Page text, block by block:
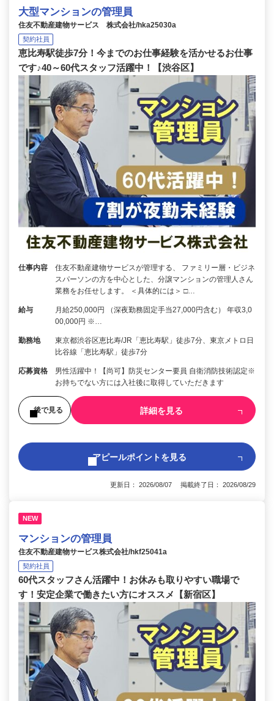
大型マンションの管理員
住友不動産建物サービス 株式会社/hka25030a
契約社員
恵比寿駅徒歩7分！今までのお仕事経験を活かせるお仕事
です♪40～60代スタッフ活躍中！【渋谷区】
仕事内容
住友不動産建物サービスが管理する、 ファミリー層・ビジネ
スパーソンの方を中心とした、分譲マンションの管理人さん
業務をお任せします。 ＜具体的には＞ □…
給与
月給250,000円 （深夜勤務固定手当27,000円含む） 年収3,0
00,000円 ※…
勤務地
東京都渋谷区恵比寿/JR「恵比寿駅」徒歩7分、東京メトロ日
比谷線「恵比寿駅」徒歩7分
応募資格
男性活躍中！【尚可】防災センター要員 自衛消防技術認定※
お持ちでない方には入社後に取得していただきます
後で見る 詳細を見る
アピールポイントを見る
更新日： 2026/08/07 掲載終了日： 2026/08/29
NEW
マンションの管理員
住友不動産建物サービス株式会社/hkf25041a
契約社員
60代スタッフさん活躍中！お休みも取りやすい職場で
す！安定企業で働きたい方にオススメ【新宿区】